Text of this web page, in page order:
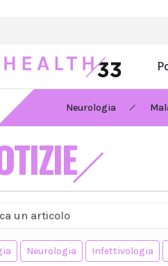
Neurologia
Neurologia Infettivologia